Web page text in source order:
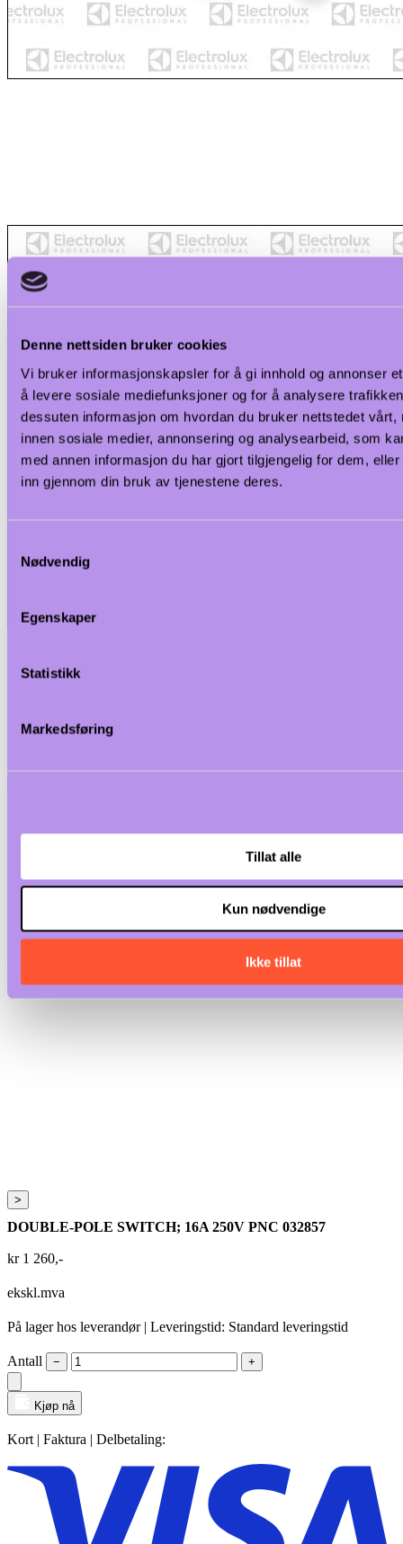
Denne nettsiden bruker cookies
Vi bruker informasjonskapsler for å gi innhold og annonser
å levere sosiale mediefunksjoner og for å analysere
dessuten informasjon om hvordan du bruker nettstedet vårt,
innen sosiale medier, annonsering og analysearbeid, som
med annen informasjon du har gjort tilgjengelig for dem,
inn gjennom din bruk av tjenestene deres.
Nødvendig
Egenskaper
Statistikk
Markedsføring
Tillat alle
Kun nødvendige
Ikke tillat
>
DOUBLE-POLE SWITCH; 16A 250V PNC 032857
kr1 260,-
ekskl.mva
På lager hos leverandør | Leveringstid: Standard leveringstid
Antall − +
Kjøp nå
Kort | Faktura | Delbetaling: